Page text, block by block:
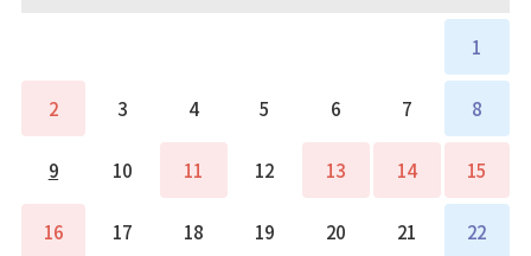
1
2 3 4 5 6 7 8
9 10 11 12 13 14 15
16 17 18 19 20 21 22